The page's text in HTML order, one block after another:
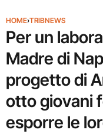
HOME›TRIBNEWS
Per un
Madre di
progetto di
otto giovani
esporre le